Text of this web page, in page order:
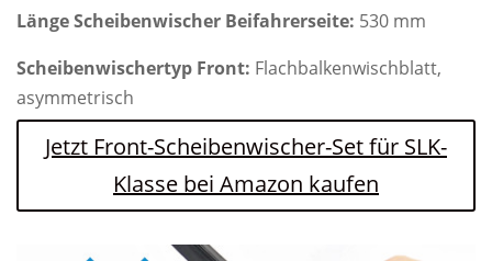
Länge Scheibenwischer Beifahrerseite: 530 mm
Scheibenwischertyp Front: Flachbalkenwischblatt,
asymmetrisch
Jetzt Front-Scheibenwischer-Set für SLK-
Klasse bei Amazon kaufen